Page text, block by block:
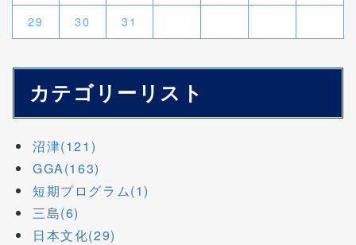
29 30 31
カテゴリーリスト
沼津(121)
GGA(163)
短期プログラム(1)
三島(6)
日本文化(29)